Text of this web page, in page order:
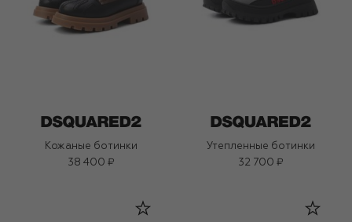
Кожаные ботинки
38 400 ₽
Утепленные ботинки
32 700 ₽